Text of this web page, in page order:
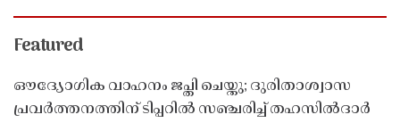
Featured
ഔദ്യോഗിക വാഹനം ജപ്തി ചെയ്തു; ദുരിതാശ്വാസ
പ്രവർത്തനത്തിന് ടിപ്പറിൽ സഞ്ചരിച്ച് തഹസിൽദാർ